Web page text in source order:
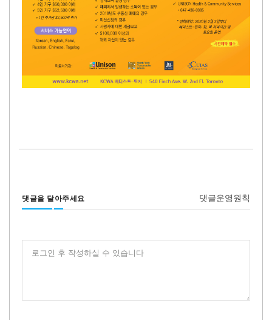
댓글을 달아주세요 댓글운영원칙
로그인 후 작성하실 수 있습니다